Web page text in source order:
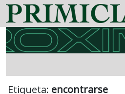
Etiqueta: encontrarse